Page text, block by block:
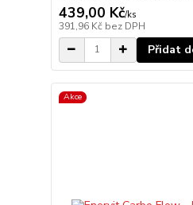
439,00 Kč/ks
391,96 Kč bez DPH
Přidat
Akce